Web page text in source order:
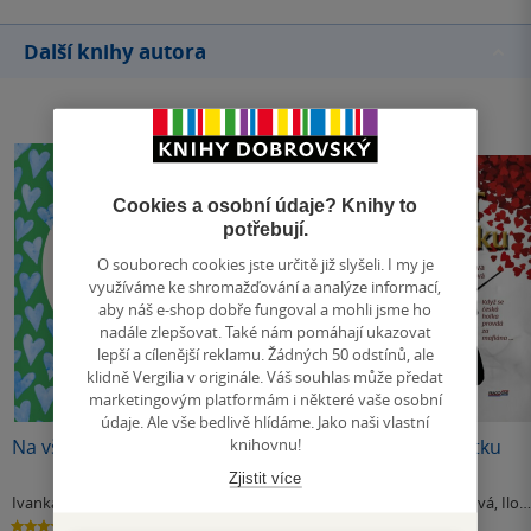
Další knihy autora
Na vše připravena
Ivanka Devátá
5.0
Jiří Štědroň Život v pozlátku
Marie Formáčková,
Cookies a osobní údaje? Knihy to
potřebují.
O souborech cookies jste určitě již slyšeli. I my je
využíváme ke shromažďování a analýze informací,
aby náš e-shop dobře fungoval a mohli jsme ho
nadále zlepšovat. Také nám pomáhají ukazovat
lepší a cílenější reklamu. Žádných 50 odstínů, ale
klidně Vergilia v originále. Váš souhlas může předat
marketingovým platformám i některé vaše osobní
údaje. Ale vše bedlivě hlídáme. Jako naši vlastní
knihovnu!
Zjistit více